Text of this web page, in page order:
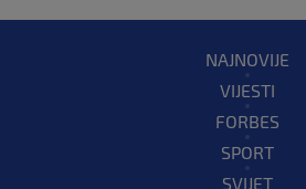
NAJNOVIJE
VIJESTI
FORBES
SPORT
SVIJET